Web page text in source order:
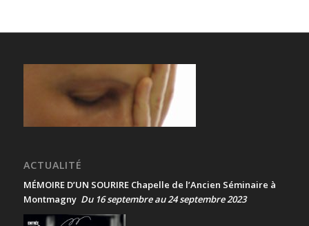
ACTUALITÉ
MÉMOIRE D’UN SOURIRE Chapelle de l’Ancien Séminaire à
Montmagny Du 16 septembre au 24 septembre 2023